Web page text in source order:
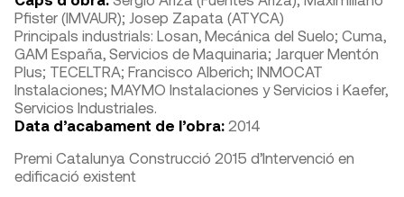
Pfister (IMVAUR); Josep Zapata (ATYCA)
Principals industrials: Losan, Mecánica del Suelo; Cuma,
GAM España, Servicios de Maquinaria; Jarquer Mentón
Plus; TECELTRA; Francisco Alberich; INMOCAT
Instalaciones; MAYMO Instalaciones y Servicios i Kaefer,
Servicios Industriales.
Data d’acabament de l’obra: 2014
Premi Catalunya Construcció 2015 d’Intervenció en
edificació existent